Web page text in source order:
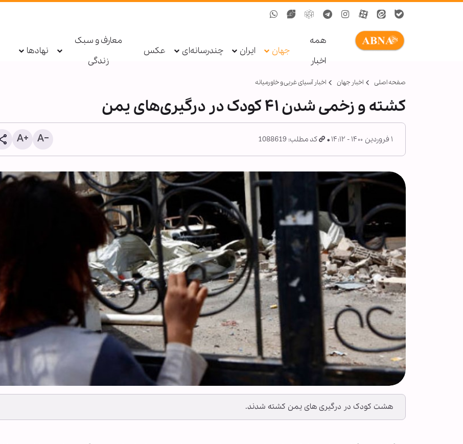
همه
اخبار
جهان ایران چندرسانه‌ای عکس
معارف و سبک
زندگی
نهادها
صفحه اصلی اخبار جهان اخبار آسیای غربی و خاورمیانه
کشته و زخمی شدن ۴۱ کودک در درگیری‌های یمن
۱ فروردین ۱۴۰۰ - ۱۴:۱۲ کد مطلب: 1088619
هشت کودک در درگیری های یمن کشته شدند.
گزارش تصویری | برگزاری
عزاداری اربعین حسینی در